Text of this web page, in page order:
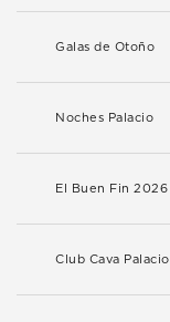
Galas de Otoño
Noches Palacio
El Buen Fin 2026
Club Cava Palacio